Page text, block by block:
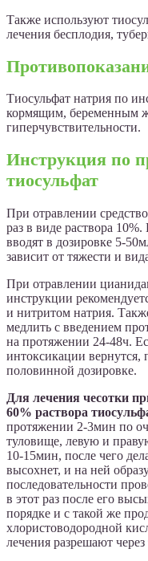
Также используют
лечения бесплодия,
Тиосульфат натрия по
кормящим, беременным
гиперчувствительности.
Инструкция по
тиосульфат
При отравлении
раз в виде раствора
вводят в дозировке 5-
зависит от тяжести и
При отравлении
инструкции
и нитритом натрия.
медлить с введением
на протяжении 24-48ч.
интоксикации вернутся,
половинной дозировке.
Для лечения чесотки
60% раствора
протяжении 2-3мин по
туловище, левую и
10-15мин, после чего
высохнет, и на ней
последовательности
в этот раз после его
порядке и с такой же
хлористоводородной
лечения разрешают